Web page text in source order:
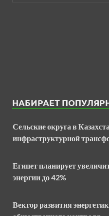
НАБИРАЕТ
Сельские округа в
инфраструктурной
Египет планирует
энергии до 42%
Вектор развития